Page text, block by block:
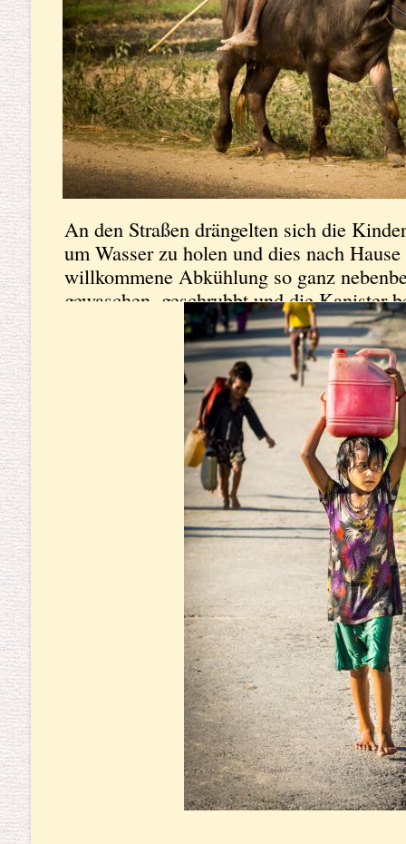
An den Straßen drängelten sich die
um Wasser zu holen und dies nach
willkommene Abkühlung so ganz
gewaschen, geschrubbt und die Kanister
viele und sie wurden an jeder nützlichen
Familie zu unterstützen.